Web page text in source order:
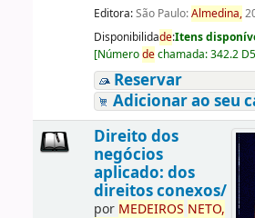
Editora:São Paulo:Almedina,
Disponibilidade:Itens
[Númerodechamada:342.2
Reservar
Adicionar ao seu
Direito dos
negócios
aplicado: dos
direitos conexos/
por MEDEIROS NETO,